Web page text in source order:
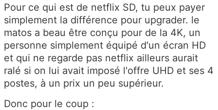
Pour ce qui est de netflix SD, tu peux payer
simplement la différence pour upgrader. le
matos a beau être conçu pour de la 4K, un
personne simplement équipé d'un écran HD
et qui ne regarde pas netflix ailleurs aurait
ralé si on lui avait imposé l'offre UHD et ses 4
postes, à un prix un peu supérieur.
Donc pour le coup :